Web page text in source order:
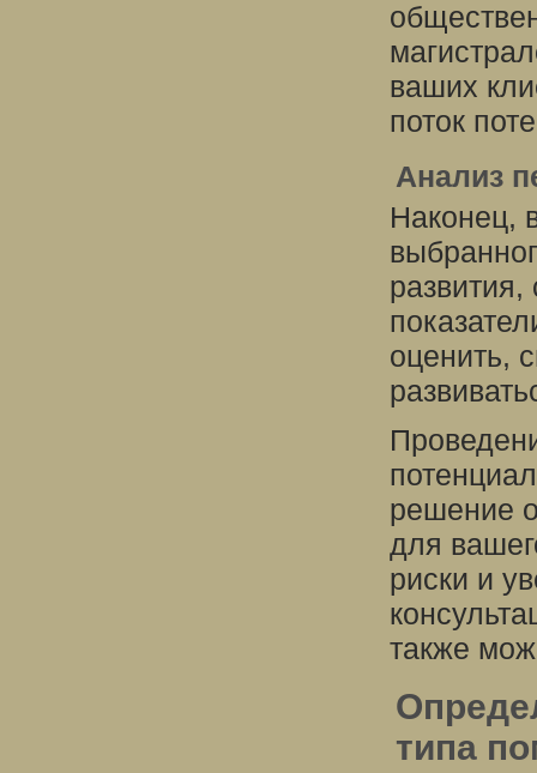
ваших
поток
Анализ
Наконец,
развития,
оценить,
решение
для
риски и
также
типа